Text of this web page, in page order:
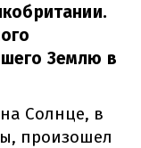
Землю в
Солнце, в
произошел